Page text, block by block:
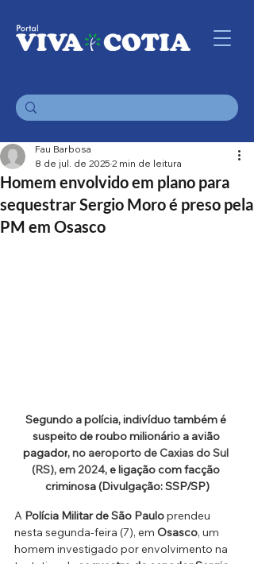
Homem envolvido em plano para
sequestrar Sergio Moro é preso pela
PM em Osasco
Fau Barbosa
8 de jul. de 2025 2 min de leitura
Segundo a polícia, indivíduo também é
suspeito de roubo milionário a avião
pagador, no aeroporto de Caxias do Sul
(RS), em 2024, e ligação com facção
criminosa (Divulgação: SSP/SP)
A Polícia Militar de São Paulo prendeu
nesta segunda-feira (7), em Osasco, um
homem investigado por envolvimento na